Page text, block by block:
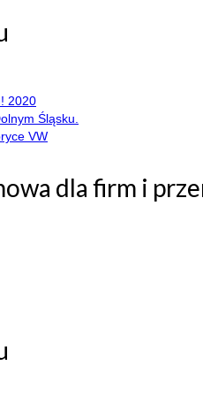
2020
Śląsku.
VW
dla firm i